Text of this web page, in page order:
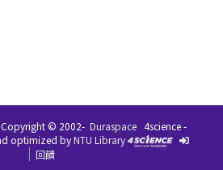
Copyright © 2002- Duraspace 4science -
optimized byNTU Library
回饋